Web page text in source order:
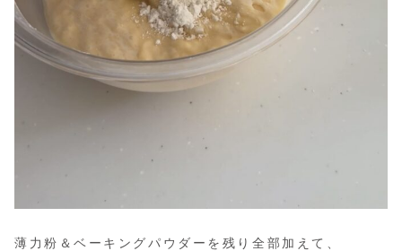
薄力粉＆ベーキングパウダーを残り全部加えて、